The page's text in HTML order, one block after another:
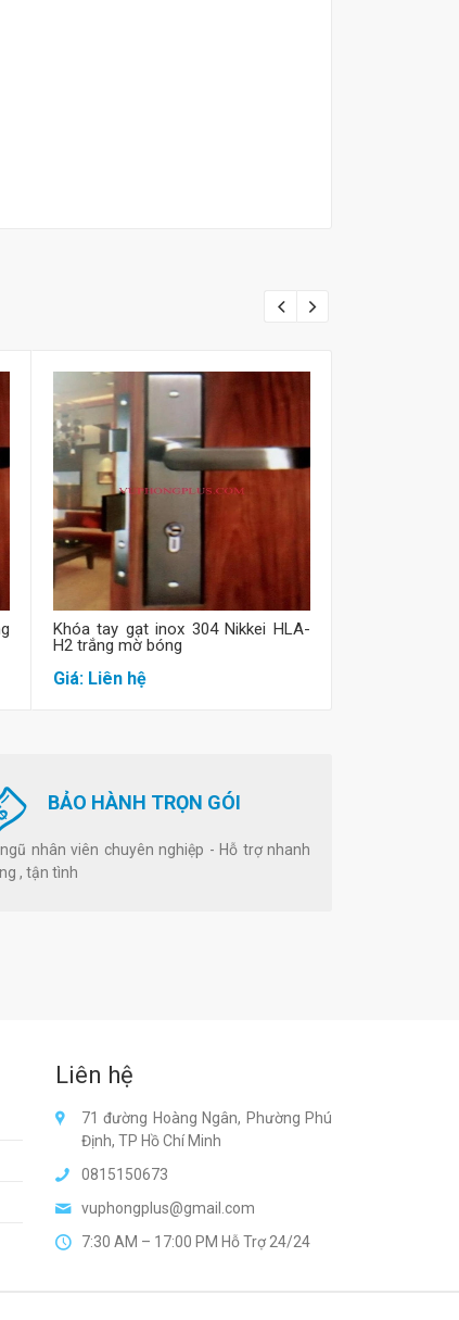
Mua hàng
Khóa tay gạt inox 304 Nikkei HLA-
H2 trắng mờ bóng
Giá: Liên hệ
BẢO HÀNH TRỌN GÓI
nhân viên chuyên nghiệp - Hỗ trợ nhanh
, tận tình
Liên hệ
71 đường Hoàng Ngân, Phường Phú
Định, TP Hồ Chí Minh
0815150673
vuphongplus@gmail.com
7:30 AM – 17:00 PM Hỗ Trợ 24/24